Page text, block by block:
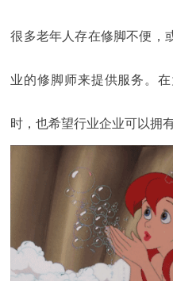
很多老年人存在修脚不便，
业的修脚师来提供服务。
时，也希望行业企业可以拥